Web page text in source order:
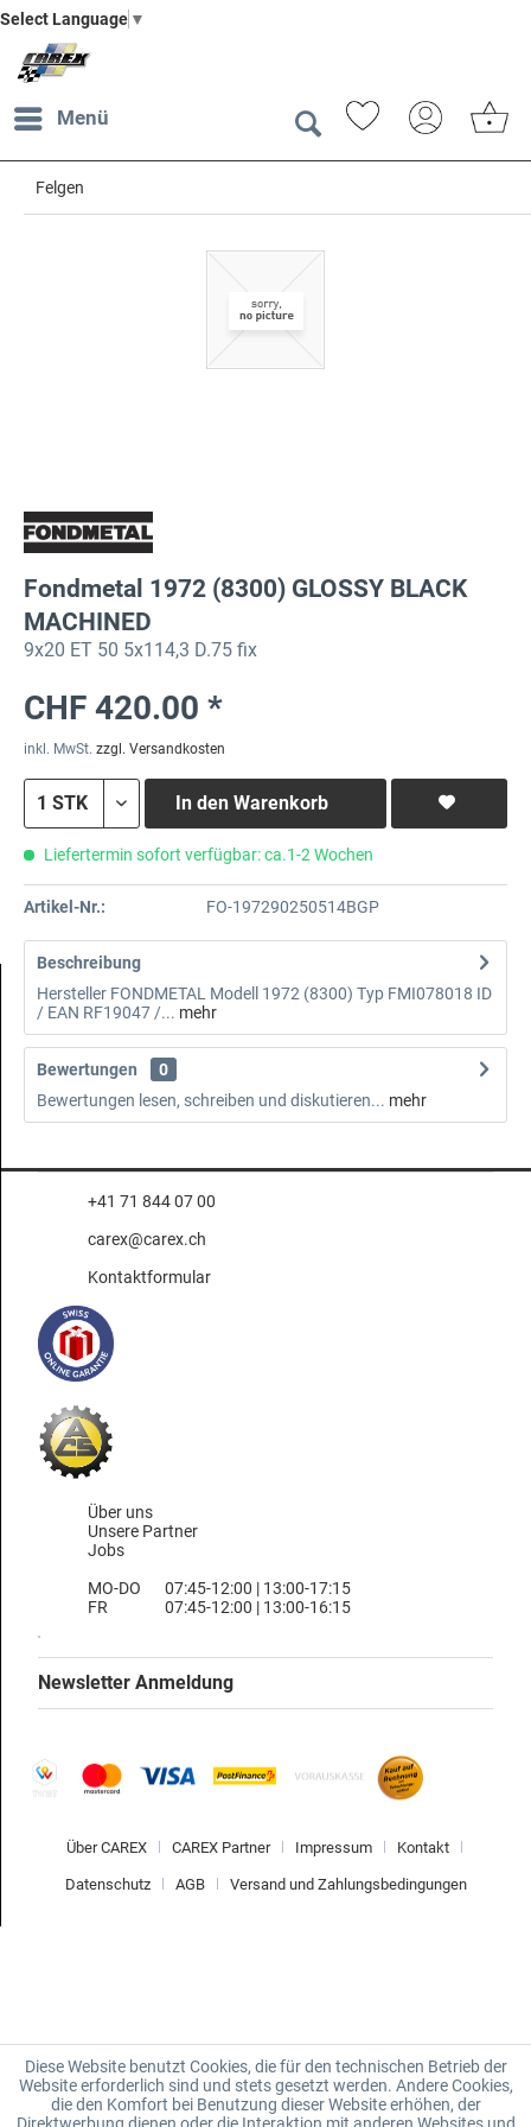
Select Language ▼
Menü
Felgen
Fondmetal 1972 (8300) GLOSSY BLACK
MACHINED
9x20 ET 50 5x114,3 D.75 fix
CHF 420.00 *
inkl. MwSt. zzgl. Versandkosten
In den Warenkorb
Liefertermin sofort verfügbar: ca.1-2 Wochen
Artikel-Nr.: FO-197290250514BGP
Beschreibung
Hersteller FONDMETAL Modell 1972 (8300) Typ FMI078018 ID
/ EAN RF19047 /... mehr
Bewertungen
0
Bewertungen lesen, schreiben und diskutieren... mehr
+41 71 844 07 00
carex@carex.ch
Kontaktformular
Über uns
Unsere Partner
Jobs
MO-DO
FR
07:45-12:00 | 13:00-17:15
07:45-12:00 | 13:00-16:15
Newsletter Anmeldung
Über CAREX CAREX Partner Impressum Kontakt
Datenschutz AGB Versand und Zahlungsbedingungen
Diese Website benutzt Cookies, die für den technischen Betrieb der
Website erforderlich sind und stets gesetzt werden. Andere Cookies,
die den Komfort bei Benutzung dieser Website erhöhen, der